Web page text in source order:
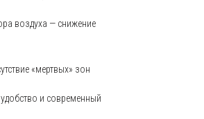
воздуха — снижение
«мертвых» зон
и современный